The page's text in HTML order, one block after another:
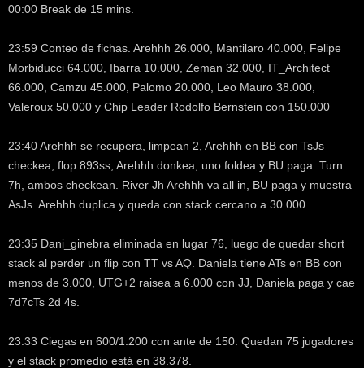
00:00 Break de 15 mins.
23:59 Conteo de fichas. Arehhh 26.000, Mantilaro 40.000, Felipe
Morbiducci 64.000, Ibarra 10.000, Zeman 32.000, IT_Architect
66.000, Camzu 45.000, Palomo 20.000, Leo Mauro 38.000,
Valeroux 50.000 y Chip Leader Rodolfo Bernstein con 150.000
23:40 Arehhh se recupera, limpean 2, Arehhh en BB con TsJs
checkea, flop 893ss, Arehhh donkea, uno foldea y BU paga. Turn
7h, ambos checkean. River Jh Arehhh va all in, BU paga y muestra
AsJs. Arehhh duplica y queda con stack cercano a 30.000.
23:35 Dani_ginebra eliminada en lugar 76, luego de quedar short
stack al perder un flip con TT vs AQ. Daniela tiene ATs en BB con
menos de 3.000, UTG+2 raisea a 6.000 con JJ, Daniela paga y cae
7d7cTs 2d 4s.
23:33 Ciegas en 600/1.200 con ante de 150. Quedan 75 jugadores
y el stack promedio está en 38.378.